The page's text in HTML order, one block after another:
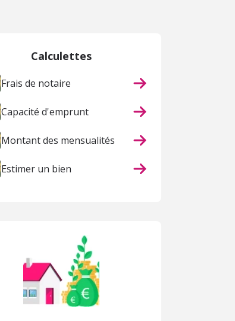
Calculettes
Frais de notaire
Capacité d'emprunt
Montant des mensualités
Estimer un bien